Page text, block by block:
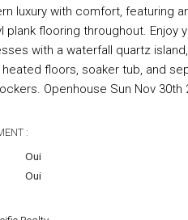
luxury with comfort, featuring
plank flooring throughout.
with a waterfall quartz
floors, soaker tub, and
Openhouse Sun Nov 30th
:
Oui
Oui